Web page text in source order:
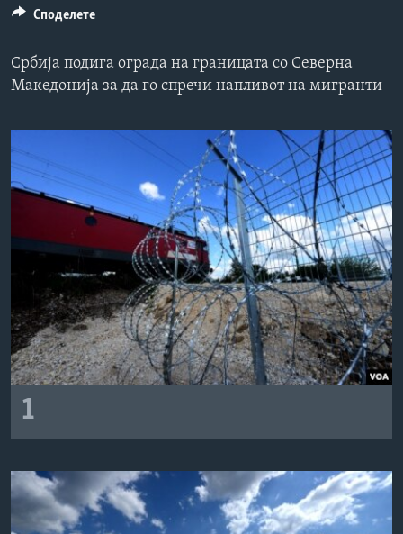
навигација
ПОЛИТИКА
НАУКА
ВЕСТИ ОД САД ВО МИНУТА - АРХИВА
НАКУСО...
Јазици
Србија подига ограда на границата со Северна
Македонија за да го спречи напливот на мигранти
1
Споделете